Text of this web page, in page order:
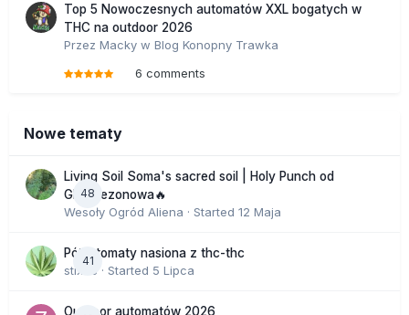
Top 5 Nowoczesnych automatów XXL bogatych w
THC na outdoor 2026
Przez Macky w Blog Konopny Trawka
6 comments
Nowe tematy
48
Living Soil Soma's sacred soil | Holy Punch od
GHS sezonowa🔥
Wesoły Ogród Aliena · Started 12 Maja
41
Półautomaty nasiona z thc-thc
stix33 · Started 5 Lipca
Outdoor automatów 2026